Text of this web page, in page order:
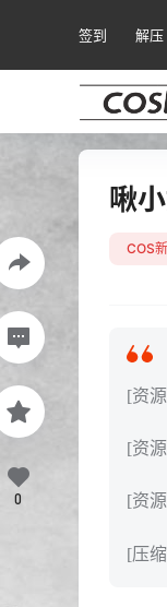
签到 解压
啾
COS
[资
[资
[资
[压
0